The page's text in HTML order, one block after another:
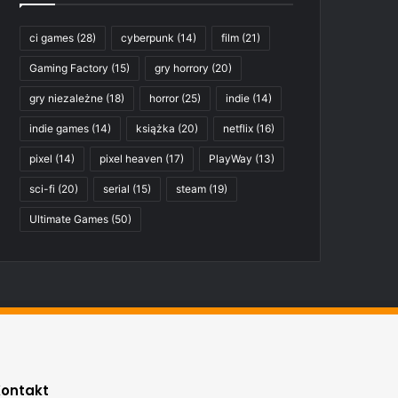
ci games (28) cyberpunk (14) film (21)
Gaming Factory (15) gry horrory (20)
gry niezależne (18) horror(25) indie (14)
indie games (14) książka (20) netflix (16)
pixel (14) pixel heaven (17) PlayWay (13)
sci-fi (20) serial (15) steam (19)
Ultimate Games (50)